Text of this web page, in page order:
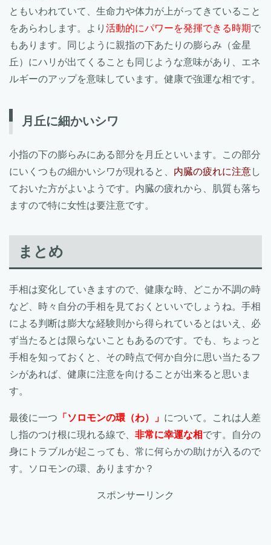
ともいわれていて、生命力や体力が上がってきていること
をあらわします。より 活動的にパワーを発揮できる時期で
もあります。同じように親指の下あたりの膨らみ（金星
丘）にハリが出てくることも同じような意味があり、エネ
ルギーのアップを意味しています。健康で強運な相です。
月丘に細かいシワ
小指の下の膨らみにある部分を月丘といいます。この部分
にいくつもの細かいシワが現れると、 内臓の疲れに注意し
ておいた方がよいようです。内臓の疲れから、肌質も落ち
ますので特に女性は要注意です。
まとめ
手相は変化していきますので、健康な時、どこか不調の時
など、時々自分の手相を見ておくといいでしょうね。手相
による判断は膨大な経験則から得られているとはいえ、必
ず当たるとは限らないこともあるのです。でも、ちょっと
手相を知っておくと、その時点で何か自分に思い当たるフ
シがあれば、健康に注意を向けることが出来ると思いま
す。
最後に一つ 「ソロモンの環（わ）」 について。これは人差
し指のつけ根に現れる線で、 非常に幸運な相です。自分の
身にトラブルが起こっても、常に何らかの助けが入るので
す。ソロモンの環、ありますか？
スポンサーリンク